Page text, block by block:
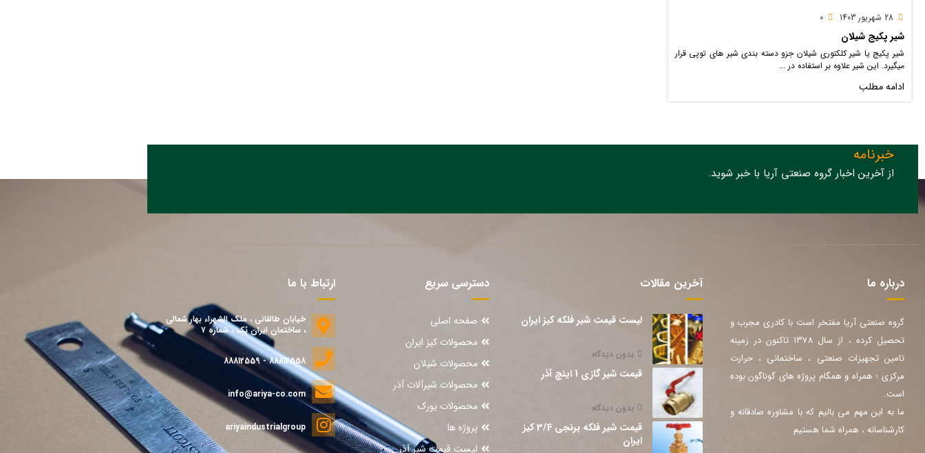
شیر پکیج شیلان
شیر پکیج یا شیر کلکتوری شیلان جزو دسته بندی شیر های توپی قرار
میگیرد. این شیر علاوه بر استفاده در ...
ادامه مطلب
خبرنامه
از آخرین اخبار گروه صنعتی آریا با خبر شوید.
درباره ما
گروه صنعتی آریا مفتخر است با کادری مجرب و
تحصیل کرده ، از سال 1378 تاکنون در زمینه
تامین تجهیزات صنعتی ، ساختمانی ، حرارت
مرکزی ؛ همراه و همگام پروژه های گوناگون بوده
است.
ما به این مهم می بالیم که با مشاوره صادقانه و
کارشناسانه ، همراه شما هستیم
آخرین مقالات
لیست قیمت شیر فلکه کیز ایران
بدون دیدگاه
قیمت شیر گازی 1 اینچ آذر
بدون دیدگاه
قیمت شیر فلکه برنجی 3/4 کیز
ایران
دسترسی سریع
صفحه اصلی
محصولات کیز ایران
محصولات شیلان
محصولات شیرآلات آذر
محصولات یورک
پروژه ها
لیست قیمت شیر آذر
ارتباط با ما
خیابان طالقانی ، ملک الشهراء بهار شمالی
، ساختمان ایران بُک ، شماره ۷
88812558 - 88812559
info@ariya-co.com
ariyaindustrialgroup